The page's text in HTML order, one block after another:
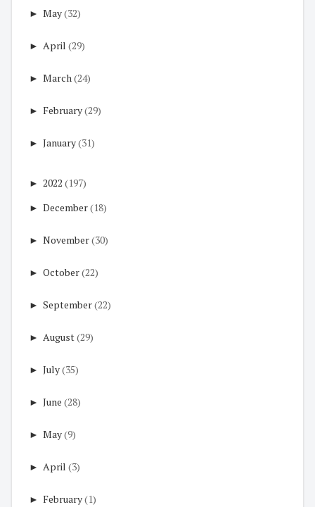
► May(32)
► April (29)
► March(24)
► February(29)
► January(31)
► 2022 (197)
► December(18)
► November(30)
► October(22)
► September(22)
► August(29)
► July(35)
► June (28)
► May(9)
► April (3)
► February(1)